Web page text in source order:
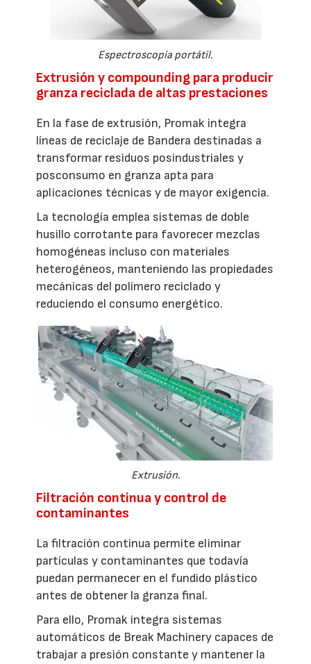
Espectroscopia portátil.
Extrusión y compounding para producir
granza reciclada de altas prestaciones
En la fase de extrusión, Promak integra
líneas de reciclaje de Bandera destinadas a
transformar residuos posindustriales y
posconsumo en granza apta para
aplicaciones técnicas y de mayor exigencia.
La tecnología emplea sistemas de doble
husillo corrotante para favorecer mezclas
homogéneas incluso con materiales
heterogéneos, manteniendo las propiedades
mecánicas del polímero reciclado y
reduciendo el consumo energético.
Extrusión.
Filtración continua y control de
contaminantes
La filtración continua permite eliminar
partículas y contaminantes que todavía
puedan permanecer en el fundido plástico
antes de obtener la granza final.
Para ello, Promak integra sistemas
automáticos de Break Machinery capaces de
trabajar a presión constante y mantener la